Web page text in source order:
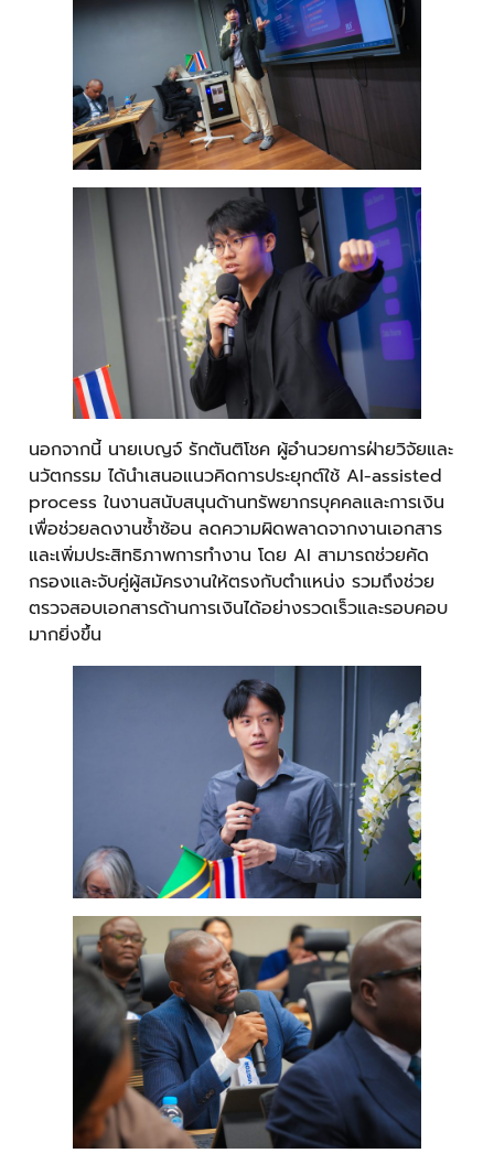
นอกจากนี้ นายเบญจ์ รักตันติโชค ผู้อำนวยการฝ่ายวิจัยและ
นวัตกรรม ได้นำเสนอแนวคิดการประยุกต์ใช้ AI-assisted
process ในงานสนับสนุนด้านทรัพยากรบุคคลและการเงิน
เพื่อช่วยลดงานซ้ำซ้อน ลดความผิดพลาดจากงานเอกสาร
และเพิ่มประสิทธิภาพการทำงาน โดย AI สามารถช่วยคัด
กรองและจับคู่ผู้สมัครงานให้ตรงกับตำแหน่ง รวมถึงช่วย
ตรวจสอบเอกสารด้านการเงินได้อย่างรวดเร็วและรอบคอบ
มากยิ่งขึ้น